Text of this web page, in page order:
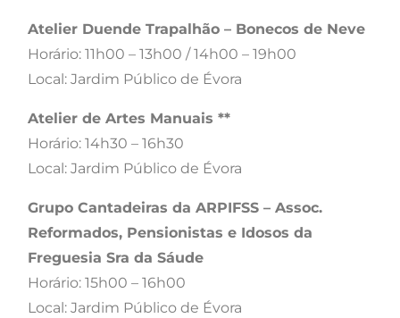
Atelier Duende Trapalhão – Bonecos de Neve
Horário: 11h00 – 13h00 / 14h00 – 19h00
Local: Jardim Público de Évora
Atelier de Artes Manuais **​
Horário: 14h30 – 16h30
Local: Jardim Público de Évora
Grupo Cantadeiras da ARPIFSS – Assoc.
Reformados, Pensionistas e Idosos da
Freguesia Sra da Sáude
Horário: 15h00 – 16h00
Local: Jardim Público de Évora